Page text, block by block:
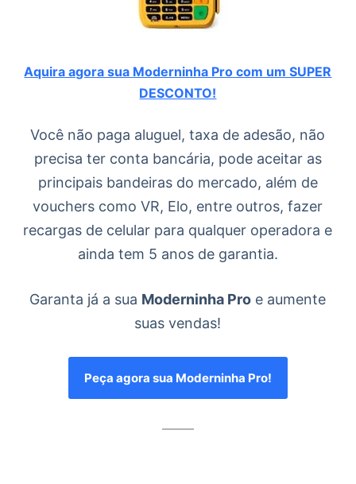
Aquira agora sua Moderninha Pro com um SUPER
DESCONTO!
Você não paga aluguel, taxa de adesão, não
precisa ter conta bancária, pode aceitar as
principais bandeiras do mercado, além de
vouchers como VR, Elo, entre outros, fazer
recargas de celular para qualquer operadora e
ainda tem 5 anos de garantia.
Garanta já a sua Moderninha Pro e aumente
suas vendas!
Peça agora sua Moderninha Pro!